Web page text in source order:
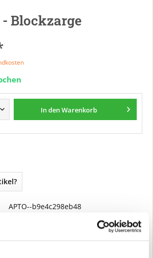
Blockzarge
In denWarenkorb
APTO--b9e4c298eb48